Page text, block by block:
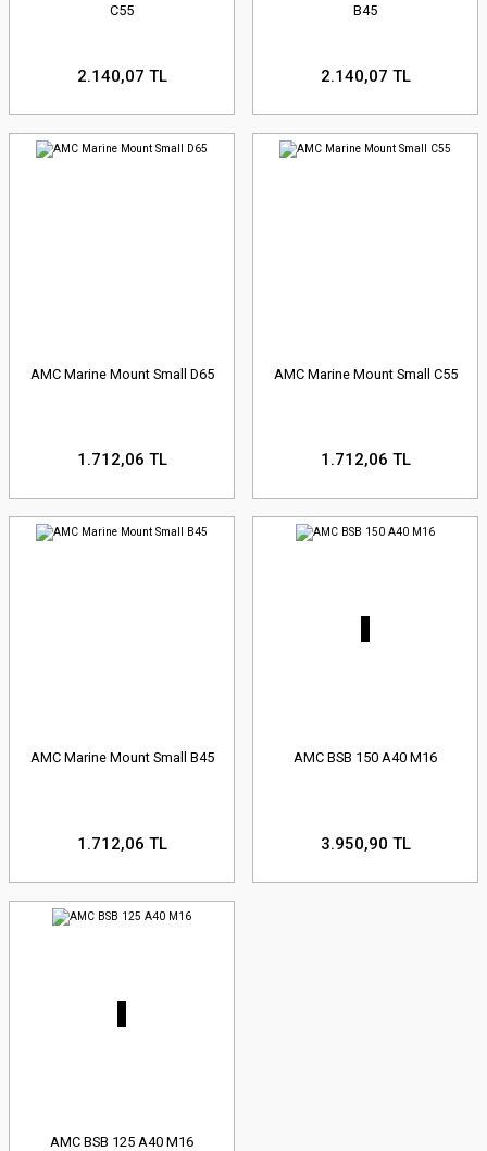
C55
2.140,07 TL
B45
2.140,07 TL
AMC Marine Mount Small D65
1.712,06 TL
AMC Marine Mount Small C55
1.712,06 TL
AMC Marine Mount Small B45
1.712,06 TL
AMC BSB 150 A40 M16
3.950,90 TL
AMC BSB 125 A40 M16